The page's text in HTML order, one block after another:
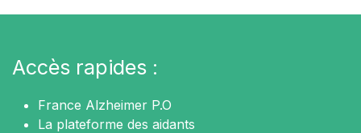
Accès rapides :
France Alzheimer P.O
La plateforme des aidants